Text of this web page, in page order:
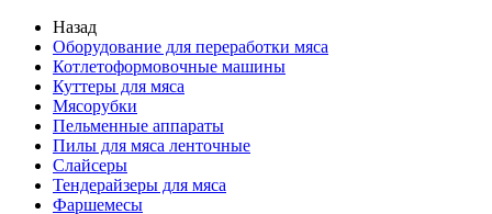
Назад
Оборудование для переработки мяса
Котлетоформовочные машины
Куттеры для мяса
Мясорубки
Пельменные аппараты
Пилы для мяса ленточные
Слайсеры
Тендерайзеры для мяса
Фаршемесы